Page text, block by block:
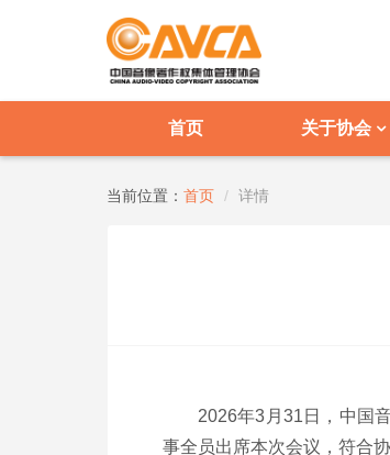
首页 关于协会
当前位置： 首页 详情
2026年3月31日，中国
事全员出席本次会议，符合